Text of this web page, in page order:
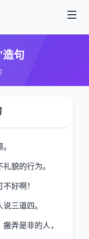
造句
貌的行为。
好啊！
三道四。
弄是非的人，